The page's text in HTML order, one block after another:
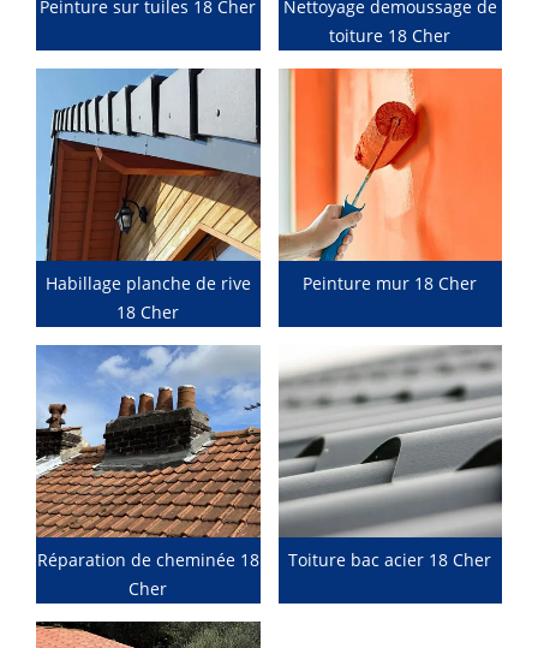
Peinture sur tuiles 18 Cher
Nettoyage demoussage de
toiture 18 Cher
Habillage planche de rive
18 Cher
Peinture mur 18 Cher
Réparation de cheminée 18
Cher
Toiture bac acier 18 Cher